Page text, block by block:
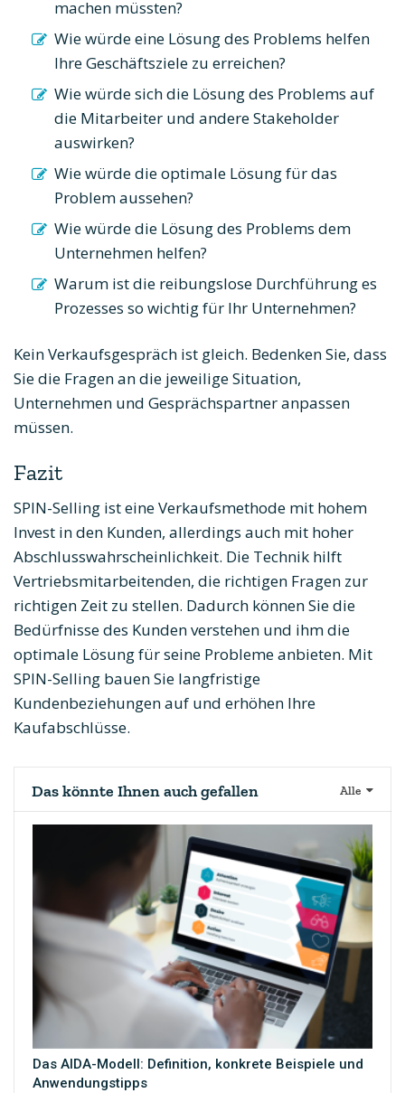
machen müssten?
Wie würde eine Lösung des Problems helfen
Ihre Geschäftsziele zu erreichen?
Wie würde sich die Lösung des Problems auf
die Mitarbeiter und andere Stakeholder
auswirken?
Wie würde die optimale Lösung für das
Problem aussehen?
Wie würde die Lösung des Problems dem
Unternehmen helfen?
Warum ist die reibungslose Durchführung es
Prozesses so wichtig für Ihr Unternehmen?
Kein Verkaufsgespräch ist gleich. Bedenken Sie, dass
Sie die Fragen an die jeweilige Situation,
Unternehmen und Gesprächspartner anpassen
müssen.
Fazit
SPIN-Selling ist eine Verkaufsmethode mit hohem
Invest in den Kunden, allerdings auch mit hoher
Abschlusswahrscheinlichkeit. Die Technik hilft
Vertriebsmitarbeitenden, die richtigen Fragen zur
richtigen Zeit zu stellen. Dadurch können Sie die
Bedürfnisse des Kunden verstehen und ihm die
optimale Lösung für seine Probleme anbieten. Mit
SPIN-Selling bauen Sie langfristige
Kundenbeziehungen auf und erhöhen Ihre
Kaufabschlüsse.
Alle
Das könnte Ihnen auch gefallen
Das AIDA-Modell: Definition, konkrete Beispiele und
Anwendungstipps